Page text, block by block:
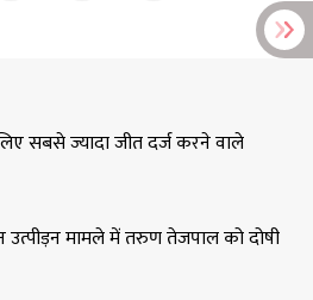
सबसे ज्यादा जीत दर्ज करने वाले
उत्पीड़न मामले में तरुण तेजपाल को दोषी